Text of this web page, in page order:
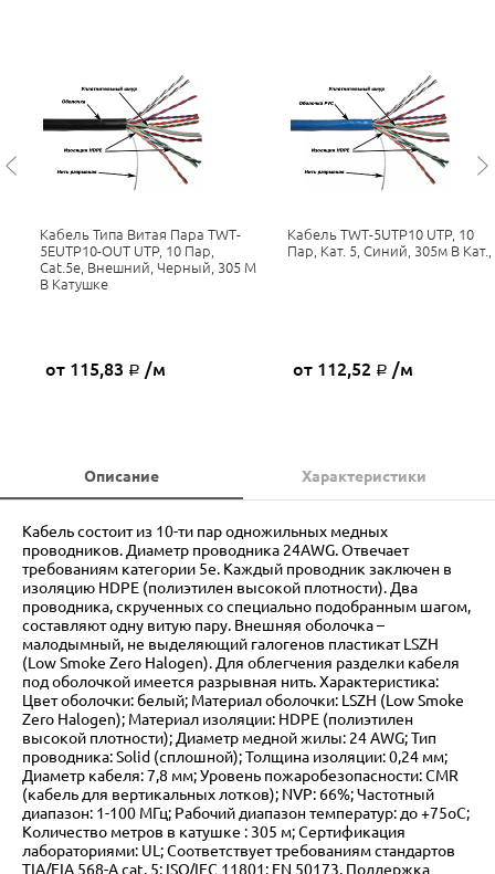
Кабель Типа Витая Пара TWT-
5EUTP10-OUT UTP, 10 Пар,
Cat.5e, Внешний, Черный, 305 М
В Катушке
от 115,83 Р /м
Кабель TWT-5UTP10 UTP, 10
Пар, Кат. 5, Синий, 305м В Кат.,
от 112,52 Р /м
Описание Характеристики
Кабель состоит из 10-ти пар одножильных медных
проводников. Диаметр проводника 24AWG. Отвечает
требованиям категории 5e. Каждый проводник заключен в
изоляцию HDPE (полиэтилен высокой плотности). Два
проводника, скрученных со специально подобранным шагом,
составляют одну витую пару. Внешняя оболочка –
малодымный, не выделяющий галогенов пластикат LSZH
(Low Smoke Zero Halogen). Для облегчения разделки кабеля
под оболочкой имеется разрывная нить. Характеристика:
Цвет оболочки: белый; Материал оболочки: LSZH (Low Smoke
Zero Halogen); Материал изоляции: HDPE (полиэтилен
высокой плотности); Диаметр медной жилы: 24 AWG; Тип
проводника: Solid (сплошной); Толщина изоляции: 0,24 мм;
Диаметр кабеля: 7,8 мм; Уровень пожаробезопасности: CMR
(кабель для вертикальных лотков); NVP: 66%; Частотный
диапазон: 1-100 МГц; Рабочий диапазон температур: до +75oС;
Количество метров в катушке : 305 м; Сертификация
лабораториями: UL; Соответствует требованиям стандартов
TIA/EIA 568-A cat. 5; ISO/IEC 11801; EN 50173. Поддержка